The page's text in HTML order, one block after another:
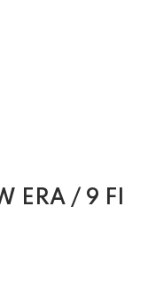
ERA / 9 FI